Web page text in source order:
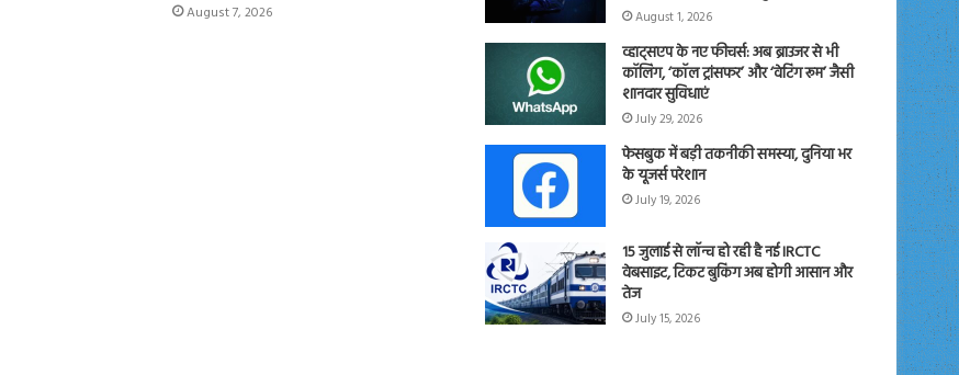
August 7, 2026 August 1, 2026
व्हाट्सएप के नए फीचर्स: अब ब्राउजर से भी
कॉलिंग, ‘कॉल ट्रांसफर’ और ‘वेटिंग रूम’ जैसी
शानदार सुविधाएं
July 29, 2026
फेसबुक में बड़ी तकनीकी समस्या, दुनिया भर
के यूजर्स परेशान
July 19, 2026
15 जुलाई से लॉन्च हो रही है नई IRCTC
वेबसाइट, टिकट बुकिंग अब होगी आसान और
तेज
July 15, 2026